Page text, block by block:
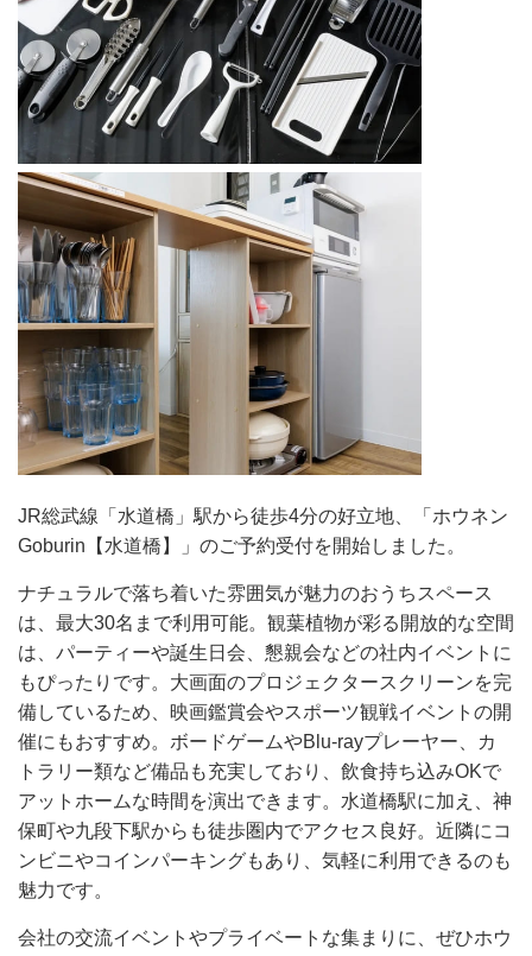
JR総武線「水道橋」駅から徒歩4分の好立地、「ホウネン
Goburin【水道橋】」のご予約受付を開始しました。
ナチュラルで落ち着いた雰囲気が魅力のおうちスペース
は、最大30名まで利用可能。観葉植物が彩る開放的な空間
は、パーティーや誕生日会、懇親会などの社内イベントに
もぴったりです。大画面のプロジェクタースクリーンを完
備しているため、映画鑑賞会やスポーツ観戦イベントの開
催にもおすすめ。ボードゲームやBlu-rayプレーヤー、カ
トラリー類など備品も充実しており、飲食持ち込みOKで
アットホームな時間を演出できます。水道橋駅に加え、神
保町や九段下駅からも徒歩圏内でアクセス良好。近隣にコ
ンビニやコインパーキングもあり、気軽に利用できるのも
魅力です。
会社の交流イベントやプライベートな集まりに、ぜひホウ